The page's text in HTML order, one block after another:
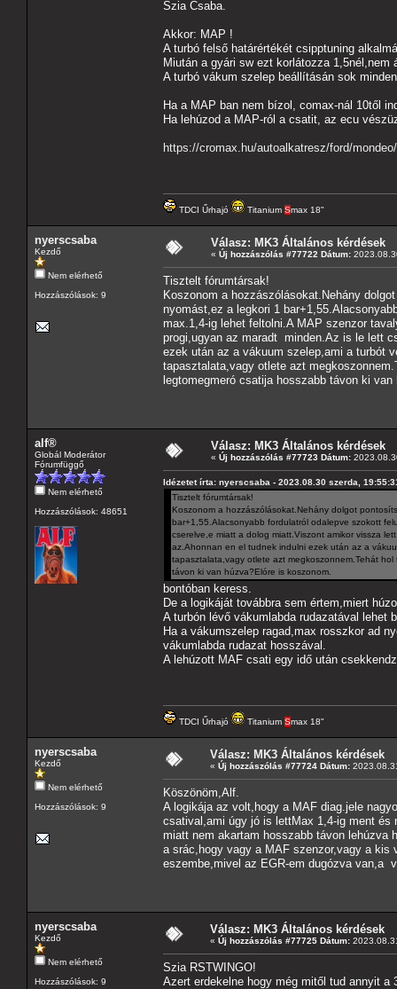
Szia Csaba.
Akkor: MAP !
A turbó felső határértékét csipptuning
Miután a gyári sw ezt korlátozza
A turbó vákum szelep beállításán sok
Ha a MAP ban nem bízol, comax-nál 10től
Ha lehúzod a MAP-ról a csatit, az ecu
https://cromax.hu/autoalkatresz/ford/
TDCI Űrhajó Titanium Smax 18"
nyerscsaba
Kezdő
Nem elérhető
Hozzászólások: 9
Válasz: MK3 Általános kérdések
« Új hozzászólás #77722 Dátum:
Tisztelt fórumtársak!
Koszonom a hozzászólásokat.Nehány
nyomást,ez a legkori 1
max.1,4-ig lehet feltolni.A MAP szenzor
progi,ugyan az maradt minden.Az is le lett
ezek után az a vákuum szelep,ami a turbót
tapasztalata,vagy otlete azt
legtomegmeró csatija hosszabb távon ki
alf®
Globál Moderátor
Fórumfüggő
Nem elérhető
Hozzászólások: 48651
Válasz: MK3 Általános kérdések
« Új hozzászólás #77723 Dátum:
Idézetet írta: nyerscsaba - 2023.08.30 szerda,
Tisztelt fórumtársak!
Koszonom a hozzászólásokat.Nehány dolgot
bar+1,55.Alacsonyabb fordulatról odalepve szokott
cserelve,e miatt a dolog miatt.Viszont amikor vissza
az.Ahonnan en el tudnek indulni ezek után az a
tapasztalata,vagy otlete azt megkoszonnem.Tehát
távon ki van húzva?Elóre is koszonom.
bontóban keress.
De a logikáját továbbra sem értem,miert
A turbón lévő vákumlabda rudazatával lehet
Ha a vákumszelep ragad,max rosszkor ad
vákumlabda rudazat hosszával.
A lehúzott MAF csati egy idő után
TDCI Űrhajó Titanium Smax 18"
nyerscsaba
Kezdő
Nem elérhető
Hozzászólások: 9
Válasz: MK3 Általános kérdések
« Új hozzászólás #77724 Dátum:
Köszönöm,Alf.
A logikája az volt,hogy a MAF diag.jele
csatival,ami úgy jó is lettMax 1,4-ig ment és
miatt nem akartam hosszabb távon lehúzva
a srác,hogy vagy a MAF szenzor,vagy a kis
eszembe,mivel az EGR-em dugózva van,a
nyerscsaba
Kezdő
Nem elérhető
Hozzászólások: 9
Válasz: MK3 Általános kérdések
« Új hozzászólás #77725 Dátum:
Szia RSTWINGO!
Azert erdekelne hogy még mitől tud annyit